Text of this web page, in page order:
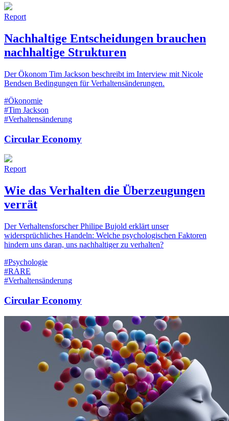
Report
Nachhaltige Entscheidungen brauchen
nachhaltige Strukturen
Der Ökonom Tim Jackson beschreibt im Interview mit Nicole
Bendsen Bedingungen für Verhaltensänderungen.
#Ökonomie
#Tim Jackson
#Verhaltensänderung
Circular Economy
Report
Wie das Verhalten die Überzeugungen
verrät
Der Verhaltensforscher Philipe Bujold erklärt unser
widersprüchliches Handeln: Welche psychologischen Faktoren
hindern uns daran, uns nachhaltiger zu verhalten?
#Psychologie
#RARE
#Verhaltensänderung
Circular Economy